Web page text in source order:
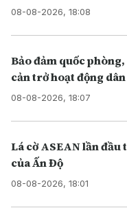
08-08-2026, 18:08
Bảo đảm quốc
cản trở hoạt động
08-08-2026, 18:07
Lá cờ ASEAN lần
của Ấn Độ
08-08-2026, 18:01